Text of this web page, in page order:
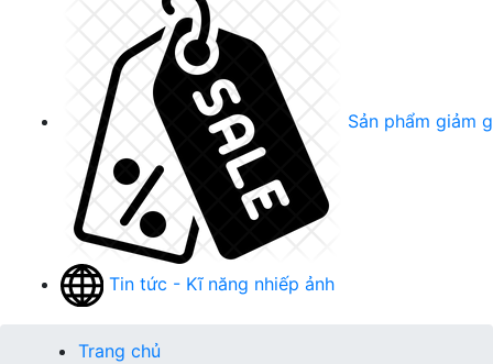
Sản phẩm giảm
Tin tức - Kĩ năng nhiếp ảnh
Trang chủ